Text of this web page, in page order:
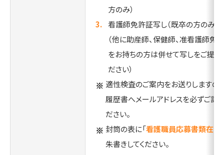
方のみ）
看護師免許証写し（既卒の方のみ）
（他に助産師、保健師、准看護師免
をお持ちの方は併せて写しをご提出
ださい）
適性検査のご案内をお送りしますの
履歴書へメールアドレスを必ずご記
ださい。
封筒の表に「看護職員応募書類在中
朱書きしてください。